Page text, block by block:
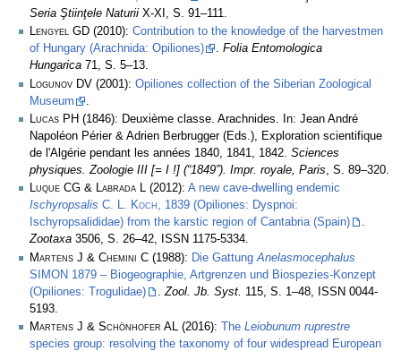
Seria Ştiinţele Naturii X-XI, S. 91–111.
Lengyel GD (2010): Contribution to the knowledge of the harvestmen
of Hungary (Arachnida: Opiliones)
. Folia Entomologica
Hungarica 71, S. 5–13.
Logunov DV (2001): Opiliones collection of the Siberian Zoological
Museum
Lucas PH (1846): Deuxième classe. Arachnides. In: Jean André
Napoléon Périer & Adrien Berbrugger (Eds.), Exploration scientifique
de l'Algérie pendant les années 1840, 1841, 1842. Sciences
physiques. Zoologie III [= I !] (“1849”). Impr. royale, Paris, S. 89–320.
Luque CG & Labrada L (2012): A new cave-dwelling endemic
Ischyropsalis C. L. Koch, 1839 (Opiliones: Dyspnoi:
Ischyropsalididae) from the karstic region of Cantabria (Spain)
.
Zootaxa 3506, S. 26–42, ISSN 1175-5334.
Martens J & Chemini C (1988): Die Gattung Anelasmocephalus
SIMON 1879 – Biogeographie, Artgrenzen und Biospezies-Konzept
(Opiliones: Trogulidae)
Zool. Jb. Syst.
115, S. 1–48, ISSN 0044-
5193.
Martens J & Schönhofer AL (2016): The Leiobunum ruprestre
species group: resolving the taxonomy of four widespread European